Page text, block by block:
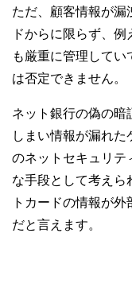
ただ、顧客情報が漏
ドからに限らず、
も厳重に管理して
は否定できません。
ネット銀行の偽の暗
しまい情報が漏れ
のネットセキュリテ
な手段として考えら
トカードの情報が
だと言えます。